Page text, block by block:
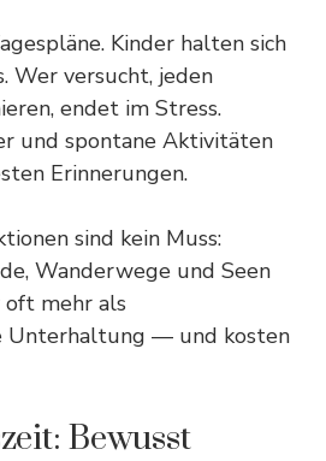
Kinder halten sich
Wer versucht, jeden
endet im Stress.
und spontane Aktivitäten
Erinnerungen.
sind kein Muss:
Wanderwege und Seen
mehr als
Unterhaltung — und kosten
Bewusst